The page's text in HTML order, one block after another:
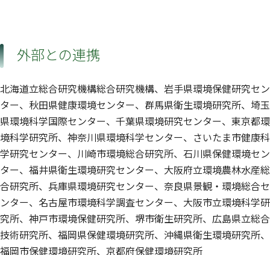
外部との連携
北海道立総合研究機構総合研究機構、岩手県環境保健研究セン
ター、秋田県健康環境センター、群馬県衛生環境研究所、埼玉
県環境科学国際センター、千葉県環境研究センター、東京都環
境科学研究所、神奈川県環境科学センター、さいたま市健康科
学研究センター、川崎市環境総合研究所、石川県保健環境セン
ター、福井県衛生環境研究センター、大阪府立環境農林水産総
合研究所、兵庫県環境研究センター、奈良県景観・環境総合セ
ンター、名古屋市環境科学調査センター、大阪市立環境科学研
究所、神戸市環境保健研究所、堺市衛生研究所、広島県立総合
技術研究所、福岡県保健環境研究所、沖縄県衛生環境研究所、
福岡市保健環境研究所、京都府保健環境研究所